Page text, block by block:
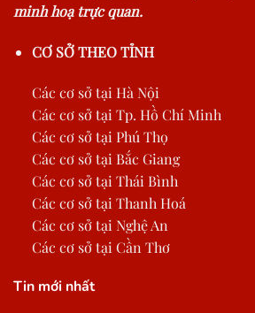
minh hoạ trực quan.
CƠ SỞ THEO TỈNH
Các cơ sở tại Hà Nội
Các cơ sở tại Tp. Hồ Chí Minh
Các cơ sở tại Phú Thọ
Các cơ sở tại Bắc Giang
Các cơ sở tại Thái Bình
Các cơ sở tại Thanh Hoá
Các cơ sở tại Nghệ An
Các cơ sở tại Cần Thơ
Tin mới nhất